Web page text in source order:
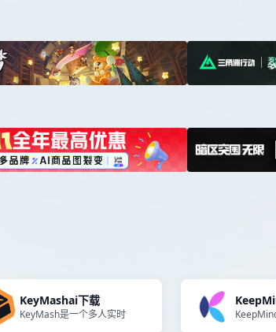
KeyMashai下载
KeyMash是一个多人实时